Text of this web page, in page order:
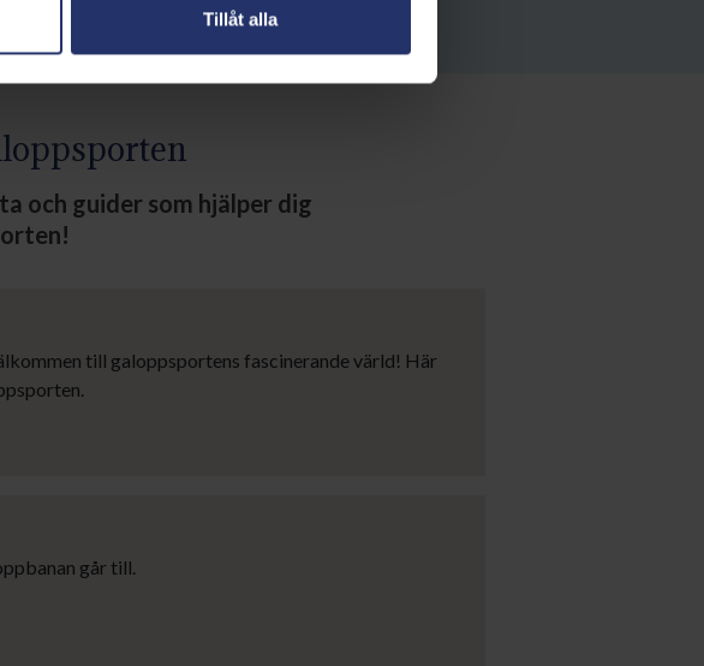
Tillåt alla
och guider som hjälper dig
till galoppsportens fascinerande värld! Här
går till.